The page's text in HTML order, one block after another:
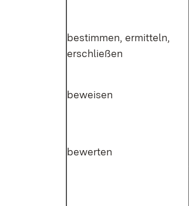
be­stim­men, er­mit­teln,
er­schlie­ßen
be­wei­sen
be­wer­ten